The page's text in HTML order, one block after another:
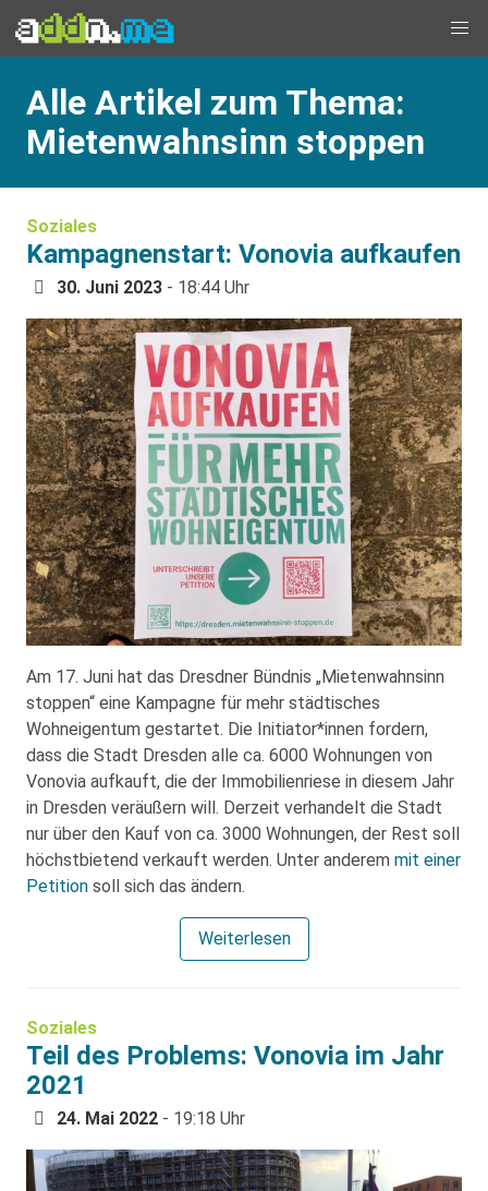
Alle Artikel zum Thema:
Mietenwahnsinn stoppen
Soziales
Kampagnenstart: Vonovia aufkaufen
30. Juni 2023 - 18:44 Uhr
Am 17. Juni hat das Dresdner Bündnis „Mietenwahnsinn
stoppen“ eine Kampagne für mehr städtisches
Wohneigentum gestartet. Die Initiator*innen fordern,
dass die Stadt Dresden alle ca. 6000 Wohnungen von
Vonovia aufkauft, die der Immobilienriese in diesem Jahr
in Dresden veräußern will. Derzeit verhandelt die Stadt
nur über den Kauf von ca. 3000 Wohnungen, der Rest soll
höchstbietend verkauft werden. Unter anderem mit einer
Petition soll sich das ändern.
Weiterlesen
Soziales
Teil des Problems: Vonovia im Jahr
2021
24. Mai 2022 - 19:18 Uhr